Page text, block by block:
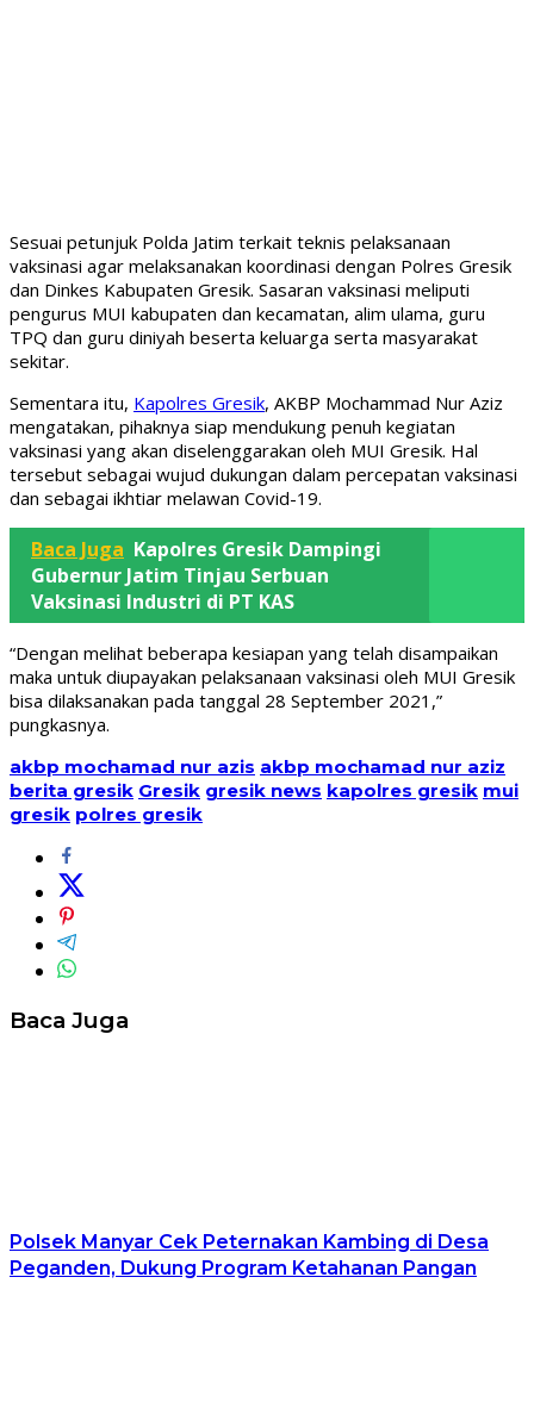
Sesuai petunjuk Polda Jatim terkait teknis pelaksanaan
vaksinasi agar melaksanakan koordinasi dengan Polres Gresik
dan Dinkes Kabupaten Gresik. Sasaran vaksinasi meliputi
pengurus MUI kabupaten dan kecamatan, alim ulama, guru
TPQ dan guru diniyah beserta keluarga serta masyarakat
sekitar.
Sementara itu, Kapolres Gresik, AKBP Mochammad Nur Aziz
mengatakan, pihaknya siap mendukung penuh kegiatan
vaksinasi yang akan diselenggarakan oleh MUI Gresik. Hal
tersebut sebagai wujud dukungan dalam percepatan vaksinasi
dan sebagai ikhtiar melawan Covid-19.
Baca Juga Kapolres Gresik Dampingi
Gubernur Jatim Tinjau Serbuan
Vaksinasi Industri di PT KAS
“Dengan melihat beberapa kesiapan yang telah disampaikan
maka untuk diupayakan pelaksanaan vaksinasi oleh MUI Gresik
bisa dilaksanakan pada tanggal 28 September 2021,”
pungkasnya.
akbp mochamad nur azis akbp mochamad nur aziz
berita gresik Gresik gresik news kapolres gresik mui
gresik polres gresik
Baca Juga
Polsek Manyar Cek Peternakan Kambing di Desa
Peganden, Dukung Program Ketahanan Pangan